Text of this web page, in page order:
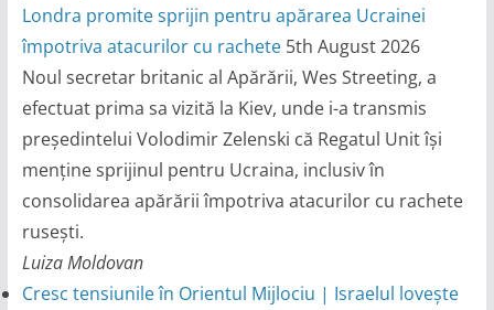
Londra promite sprijin pentru apărarea Ucrainei
împotriva atacurilor cu rachete 5th August 2026
Noul secretar britanic al Apărării, Wes Streeting, a
efectuat prima sa vizită la Kiev, unde i-a transmis
președintelui Volodimir Zelenski că Regatul Unit își
menține sprijinul pentru Ucraina, inclusiv în
consolidarea apărării împotriva atacurilor cu rachete
rusești.
Luiza Moldovan
Cresc tensiunile în Orientul Mijlociu | Israelul lovește